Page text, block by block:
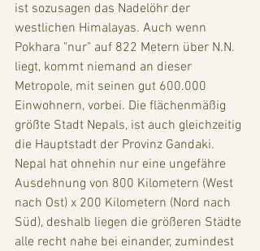
ist sozusagen das Nadelöhr der
westlichen Himalayas. Auch wenn
Pokhara "nur" auf 822 Metern über N.N.
liegt, kommt niemand an dieser
Metropole, mit seinen gut 600.000
Einwohnern, vorbei. Die flächenmäßig
größte Stadt Nepals, ist auch gleichzeitig
die Hauptstadt der Provinz Gandaki.
Nepal hat ohnehin nur eine ungefähre
Ausdehnung von 800 Kilometern (West
nach Ost) x 200 Kilometern (Nord nach
Süd), deshalb liegen die größeren Städte
alle recht nahe bei einander, zumindest